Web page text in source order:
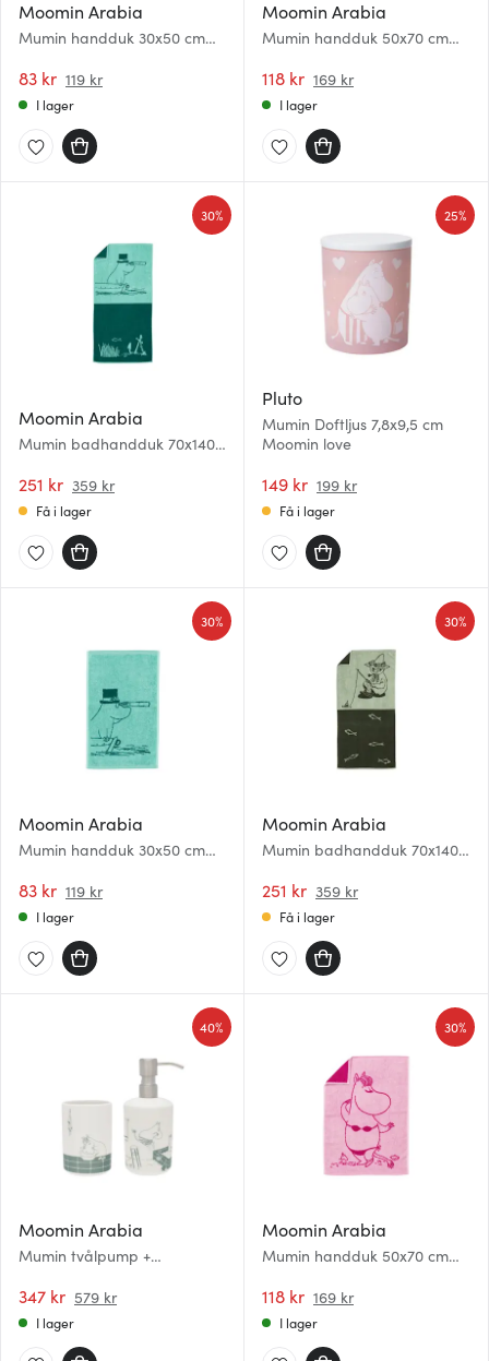
Moomin Arabia
Mumin handduk 30x50 cm
83 kr 119 kr
I lager
Moomin Arabia
Mumin handduk 50x70 cm
118 kr 169 kr
I lager
Moomin Arabia
Mumin badhandduk 70x140
251 kr 359 kr
30%
Få i lager
Pluto
Mumin Doftljus 7,8x9,5 cm
Moomin love
149 kr 199 kr
25%
Få i lager
Moomin Arabia
Mumin handduk 30x50 cm
83 kr 119 kr
30%
I lager
Moomin Arabia
Mumin badhandduk 70x140
251 kr 359 kr
30%
Få i lager
Moomin Arabia
Mumin tvålpump +
347 kr 579 kr
40%
I lager
Moomin Arabia
Mumin handduk 50x70 cm
118 kr 169 kr
30%
I lager